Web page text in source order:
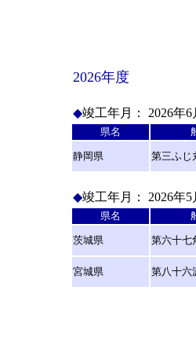
2026年度
◆竣工年月： 2026年6
県名
静岡県 第三ふじ
◆竣工年月： 2026年5
県名
茨城県 第六十七
宮城県 第八十六